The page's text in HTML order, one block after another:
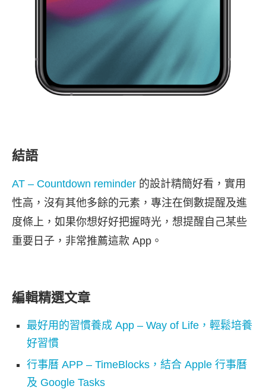
結語
AT – Countdown reminder 的設計精簡好看，實用
性高，沒有其他多餘的元素，專注在倒數提醒及進
度條上，如果你想好好把握時光，想提醒自己某些
重要日子，非常推薦這款 App。
編輯精選文章
最好用的習慣養成 App – Way of Life，輕鬆培養
好習慣
行事曆 APP – TimeBlocks，結合 Apple 行事曆
及 Google Tasks